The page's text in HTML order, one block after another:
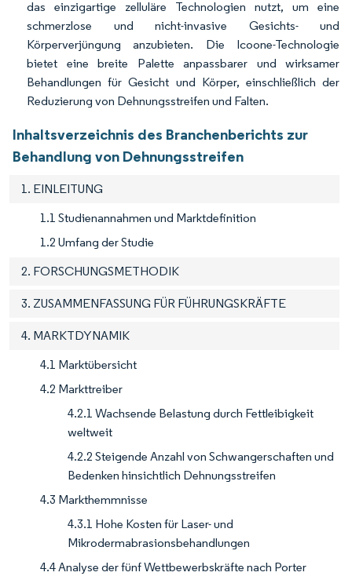
das einzigartige zelluläre Technologien nutzt, um eine
schmerzlose und nicht-invasive Gesichts- und
Körperverjüngung anzubieten. Die Icoone-Technologie
bietet eine breite Palette anpassbarer und wirksamer
Behandlungen für Gesicht und Körper, einschließlich der
Reduzierung von Dehnungsstreifen und Falten.
Inhaltsverzeichnis des Branchenberichts zur
Behandlung von Dehnungsstreifen
1. EINLEITUNG
1.1 Studienannahmen und Marktdefinition
1.2 Umfang der Studie
2. FORSCHUNGSMETHODIK
3. ZUSAMMENFASSUNG FÜR FÜHRUNGSKRÄFTE
4. MARKTDYNAMIK
4.1 Marktübersicht
4.2 Markttreiber
4.2.1 Wachsende Belastung durch Fettleibigkeit
weltweit
4.2.2 Steigende Anzahl von Schwangerschaften und
Bedenken hinsichtlich Dehnungsstreifen
4.3 Markthemmnisse
4.3.1 Hohe Kosten für Laser- und
Mikrodermabrasionsbehandlungen
4.4 Analyse der fünf Wettbewerbskräfte nach Porter